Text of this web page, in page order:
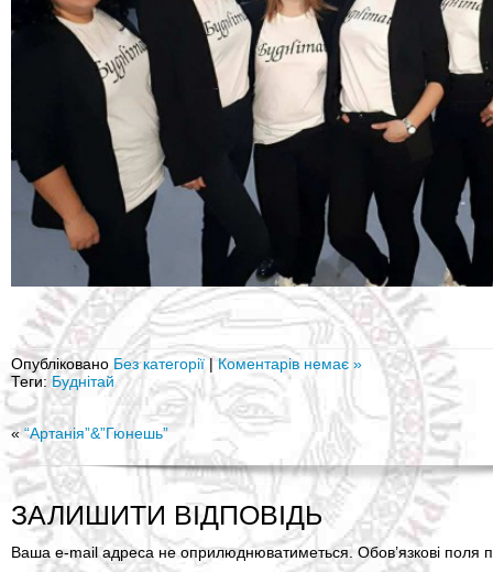
Опубліковано Без категорії |Коментарів немає »
Теги: Буднітай
«“Артанія”&”Гюнешь”
ЗАЛИШИТИ ВІДПОВІДЬ
Ваша e-mail адреса не оприлюднюватиметься. Обов’язкові поля